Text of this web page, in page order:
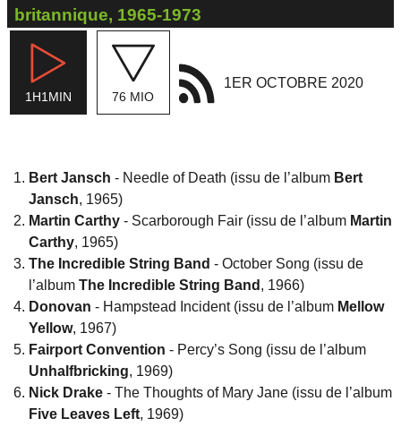
MUSIQUE
ACTIONS
LA RADIO
britannique, 1965-1973
1H1MIN 76 MIO
1ER OCTOBRE 2020
Bert Jansch - Needle of Death (issu de l’album Bert
Jansch, 1965)
Martin Carthy - Scarborough Fair (issu de l’album Martin
Carthy, 1965)
The Incredible String Band - October Song (issu de
l’album The Incredible String Band , 1966)
Donovan - Hampstead Incident (issu de l’album Mellow
Yellow, 1967)
Fairport Convention - Percy’s Song (issu de l’album
Unhalfbricking, 1969)
Nick Drake - The Thoughts of Mary Jane (issu de l’album
Five Leaves Left, 1969)